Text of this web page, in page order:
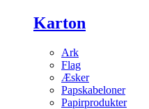
Karton
Ark
Flag
Æsker
Papskabeloner
Papirprodukter